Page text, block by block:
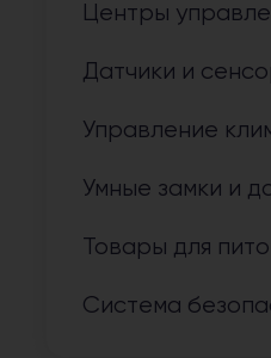
Центры
Датчики и
Управление
Умные замки и
Товары для
Система